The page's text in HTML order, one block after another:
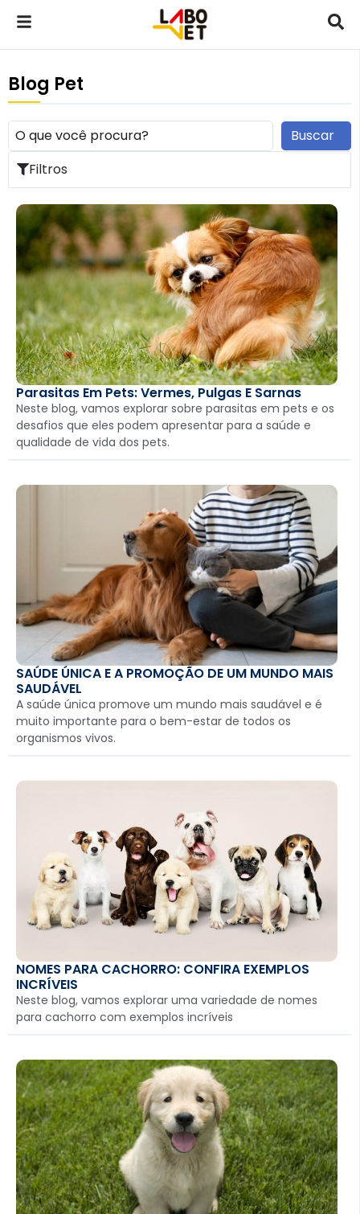
Blog Pet
Buscar
Filtros
Parasitas Em Pets: Vermes, Pulgas E Sarnas
Neste blog, vamos explorar sobre parasitas em pets e os
desafios que eles podem apresentar para a saúde e
qualidade de vida dos pets.
SAÚDE ÚNICA E A PROMOÇÃO DE UM MUNDO MAIS
SAUDÁVEL
A saúde única promove um mundo mais saudável e é
muito importante para o bem-estar de todos os
organismos vivos.
NOMES PARA CACHORRO: CONFIRA EXEMPLOS
INCRÍVEIS
Neste blog, vamos explorar uma variedade de nomes
para cachorro com exemplos incríveis